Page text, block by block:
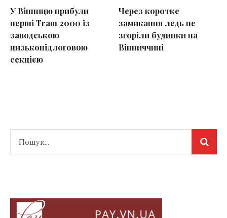
У Вінницю прибули
перші Tram 2000 із
заводською
низькопідлоговою
секцією
Через коротке
замикання ледь не
згоріли будинки на
Вінниччині